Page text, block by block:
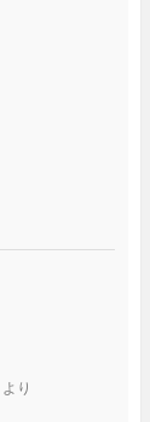
より